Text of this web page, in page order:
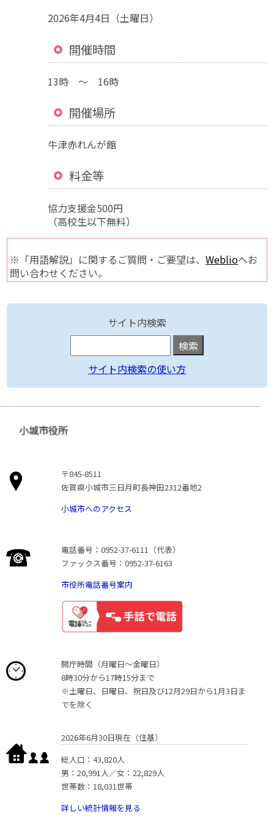
2026年4月4日（土曜日）
開催時間
13時 ～ 16時
開催場所
牛津赤れんが館
料金等
協力支援金500円
（高校生以下無料）
※「用語解説」に関するご質問・ご要望は、Weblioへお
問い合わせください。
サイト内検索
サイト内検索の使い方
小城市役所
〒845-8511
佐賀県小城市三日月町長神田2312番地2
小城市へのアクセス
電話番号：0952-37-6111（代表）
ファックス番号：0952-37-6163
市役所電話番号案内
開庁時間（月曜日〜金曜日）
8時30分から17時15分まで
※土曜日、日曜日、祝日及び12月29日から1月3日ま
でを除く
2026年6月30日現在（住基）
総人口：43,820人
男：20,991人／女：22,829人
世帯数：18,031世帯
詳しい統計情報を見る